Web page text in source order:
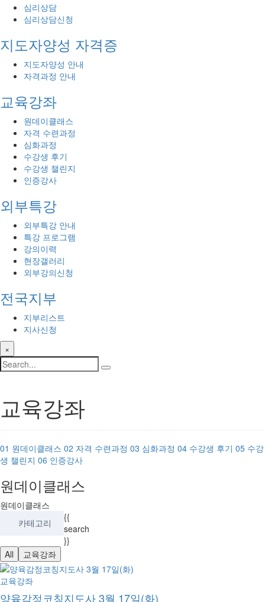
심리상담
심리상담신청
지도자양성 자격증
지도자양성 안내
자격과정 안내
교육강좌
원데이클래스
자격 수련과정
심화과정
수강생 후기
수강생 챌린지
인증강사
외부특강
외부특강 안내
특강 프로그램
강의이력
현장갤러리
외부강의신청
전국지부
지부리스트
지사신청
×
교육강좌
01 원데이클래스 02 자격 수련과정 03 심화과정 04 수강생 후기 05 수강
생 챌린지 06 인증강사
원데이클래스
원데이클래스
카테고리
{{
search
}}
All
교육강좌
교육강좌
양육감정코칭지도사 3월 17일(화)